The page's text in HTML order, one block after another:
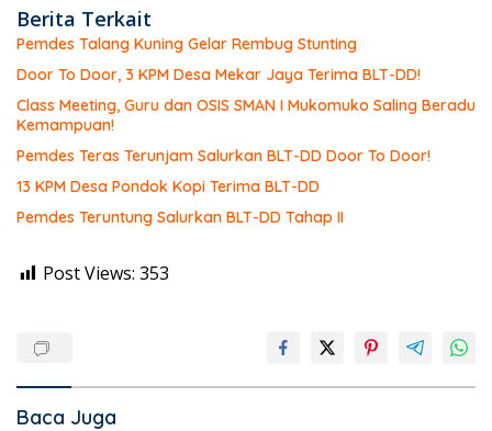
Berita Terkait
Pemdes Talang Kuning Gelar Rembug Stunting
Door To Door, 3 KPM Desa Mekar Jaya Terima BLT-DD!
Class Meeting, Guru dan OSIS SMAN I Mukomuko Saling Beradu
Kemampuan!
Pemdes Teras Terunjam Salurkan BLT-DD Door To Door!
13 KPM Desa Pondok Kopi Terima BLT-DD
Pemdes Teruntung Salurkan BLT-DD Tahap II
Post Views: 353
Baca Juga